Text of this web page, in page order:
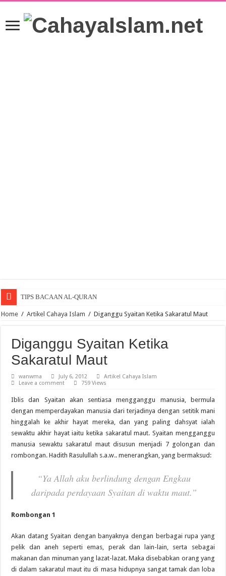
TIPS BACAAN AL-QURAN
Penawar Anak Lambat Bercakap
SYURGA SEORANG ISTERI
Menyesal pada yang tiada adalah sia-sia.
Ayah Yang Soleh Dalam al-Quran
Hakikat Selawat
SUJUDLAH DI ATAS TUJUH ANGGOTA BADAN
Adab tetamu, tetamu yang tak diundang
Home / Artikel Cahaya Islam / Diganggu Syaitan Ketika Sakaratul Maut
Diganggu Syaitan Ketika
Sakaratul Maut
wanwma July 6, 2012
Artikel Cahaya Islam
Leave a comment
759 Views
Iblis dan Syaitan akan sentiasa mengganggu manusia, bermula
dengan memperdayakan manusia dari terjadinya dengan setitik mani
hinggalah ke akhir hayat mereka, dan yang paling dahsyat ialah
sewaktu akhir hayat iaitu ketika sakaratul maut. Syaitan mengganggu
manusia sewaktu sakaratul maut disusun menjadi 7 golongan dan
rombongan. Hadith Rasulullah s.a.w.. menerangkan, yang bermaksud:
“Ya Allah aku berlindung dengan Engkau
daripada perdayaan Syaitan di waktu maut.”
Rombongan 1
Akan datang Syaitan dengan banyaknya dengan berbagai rupa yang
pelik dan aneh seperti emas, perak dan lain-lain, serta sebagai
makanan dan minuman yang lazat-lazat. Maka disebabkan orang yang
di dalam sakaratul maut itu di masa hidupnya sangat tamak dan loba